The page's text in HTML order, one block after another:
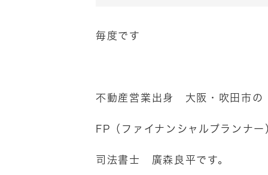
毎度です
不動産営業出身 大阪・吹田市の
FP（ファイナンシャルプランナー
司法書士 廣森良平です。